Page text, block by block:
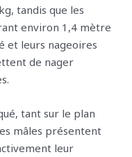
tandis que les
environ 1,4 mètre
et leurs nageoires
de nager
tant sur le plan
mâles présentent
leur